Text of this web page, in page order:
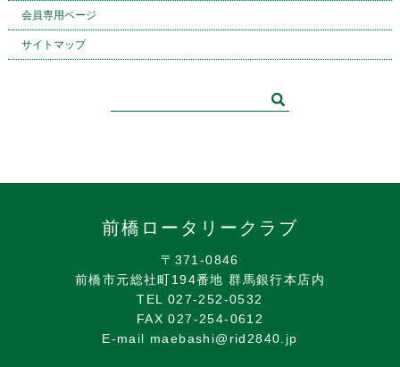
会員専用ページ
サイトマップ
前橋ロータリークラブ
〒371-0846
前橋市元総社町194番地 群馬銀行本店内
TEL 027-252-0532
FAX 027-254-0612
E-mail maebashi@rid2840.jp